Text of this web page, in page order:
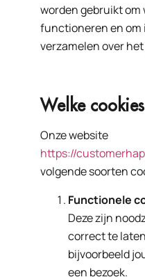
worden gebruikt om
functioneren en
verzamelen over
Welke
Onze website
https://
volgende soorten
Functionele
Deze zijn
correct te
bijvoorbeeld
een bezoek.